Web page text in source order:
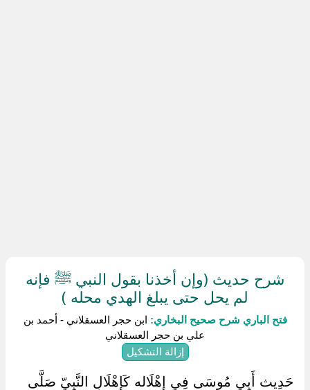
شرح حديث (وإن أخذنا بقول النبي ﷺ فإنه
لم يحل حتى يبلغ الهدي محله )
فتح الباري شرح صحيح البخاري: ابن حجر العسقلاني - أحمد بن
علي بن حجر العسقلاني
إزالة التشكيل
حَدِيث أَبِي مُوسَى فِي إِهْلَاله كَإِهْلَالِ النَّبِيّ صَلَّى